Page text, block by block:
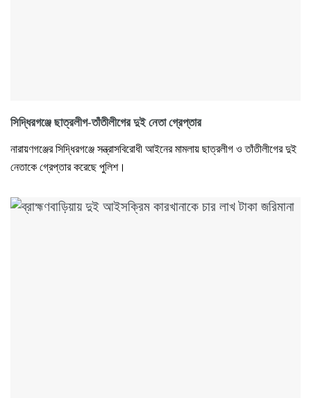
সিদ্ধিরগঞ্জে ছাত্রলীগ-তাঁতীলীগের দুই নেতা গ্রেপ্তার
নারায়ণগঞ্জের সিদ্ধিরগঞ্জে সন্ত্রাসবিরোধী আইনের মামলায় ছাত্রলীগ ও তাঁতীলীগের দুই
নেতাকে গ্রেপ্তার করেছে পুলিশ।